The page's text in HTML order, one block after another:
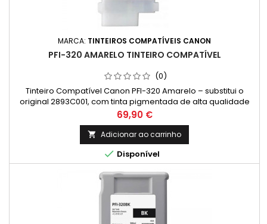
MARCA: TINTEIROS COMPATÍVEIS CANON
PFI-320 AMARELO TINTEIRO COMPATÍVEL
(0)
Tinteiro Compatível Canon PFI-320 Amarelo – substitui o
original 2893C001, com tinta pigmentada de alta qualidade
para impressões vibrantes e duradouras. Capacidade:
300ml
Preço
69,90 €
 Adicionar ao carrinho
 Disponível